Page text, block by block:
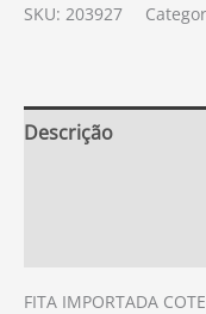
SKU: 203927
Descrição
FITA IMPORTADA